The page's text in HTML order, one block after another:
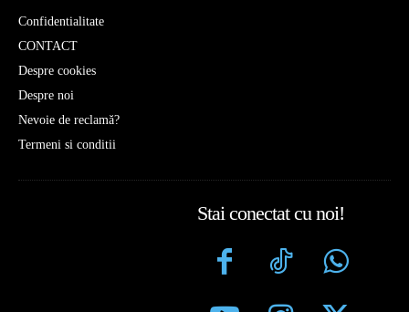
Confidentialitate
CONTACT
Despre cookies
Despre noi
Nevoie de reclamă?
Termeni si conditii
Stai conectat cu noi!